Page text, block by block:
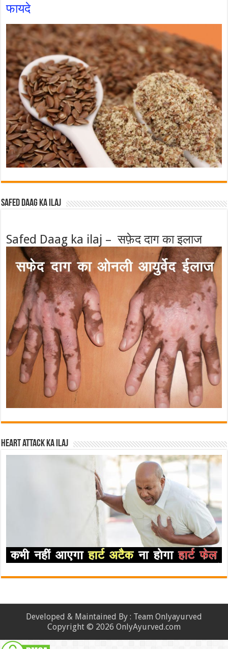
फायदे
Safed Daag ka ilaj
Safed Daag ka ilaj – सफ़ेद दाग का इलाज
Heart attack ka ilaj
Developed & Maintained By : Team Onlyayurved
Copyright © 2026 OnlyAyurved.com